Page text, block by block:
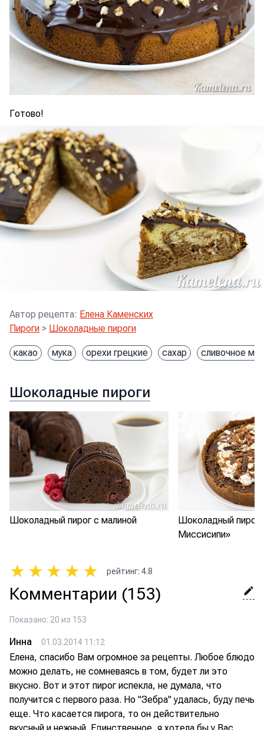
Готово!
Автор рецепта: Елена Каменских
Пироги > Шоколадные пироги
какао мука орехи грецкие сахар сливочное
Шоколадные пироги
Шоколадный пирог с малиной
Шоколадный пирог
Миссисипи»
★ ★ ★ ★ ★ рейтинг: 4.8
Комментарии (153)
Показано: 20 из 153
Инна 01.03.2014 11:12
Елена, спасибо Вам огромное за рецепты. Любое блюдо
можно делать, не сомневаясь в том, будет ли это
вкусно. Вот и этот пирог испекла, не думала, что
получится с первого раза. Но "Зебра" удалась, буду печь
еще. Что касается пирога, то он действительно